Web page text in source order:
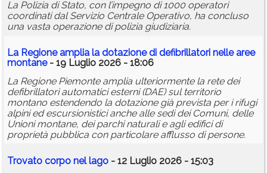
La Polizia di Stato, con l’impegno di 1000 operatori
coordinati dal Servizio Centrale Operativo, ha concluso
una vasta operazione di polizia giudiziaria.
La Regione amplia la dotazione di defibrillatori nelle aree
montane- 19 Luglio 2026 - 18:06
La Regione Piemonte amplia ulteriormente la rete dei
defibrillatori automatici esterni (DAE) sul territorio
montano estendendo la dotazione già prevista per i rifugi
alpini ed escursionistici anche alle sedi dei Comuni, delle
Unioni montane, dei parchi naturali e agli edifici di
proprietà pubblica con particolare afflusso di persone.
Trovato corpo nel lago - 12 Luglio 2026 - 15:03